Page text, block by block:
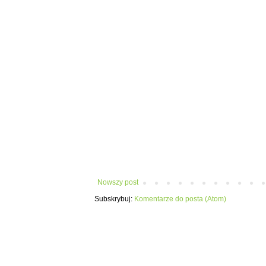
Nowszy post
Subskrybuj: Komentarze do posta (Atom)